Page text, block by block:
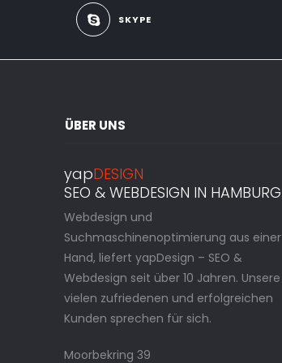
SKYPE
ÜBER UNS
yapDESIGN
SEO & WEBDESIGN IN HAMBURG
Webdesign und
Suchmaschinenoptimierung aus einer
Hand, liefert yapDesign – SEO &
Webdesign seit über 10 Jahren. Unsere
vielen zufriedenen und erfolgreichen
Kunden sprechen für sich.
Moorbekring 39